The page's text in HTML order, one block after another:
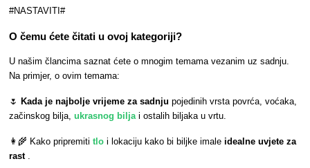
#NASTAVITI#
O čemu ćete čitati u ovoj kategoriji?
U našim člancima saznat ćete o mnogim temama vezanim uz sadnju.
Na primjer, o ovim temama:
🌷 Kada je najbolje vrijeme za sadnju pojedinih vrsta povrća, voćaka,
začinskog bilja,ukrasnog bilja i ostalih biljaka u vrtu.
👩‍🌾 Kako pripremititlo i lokaciju kako bi biljke imaleidealne uvjete za
rast.